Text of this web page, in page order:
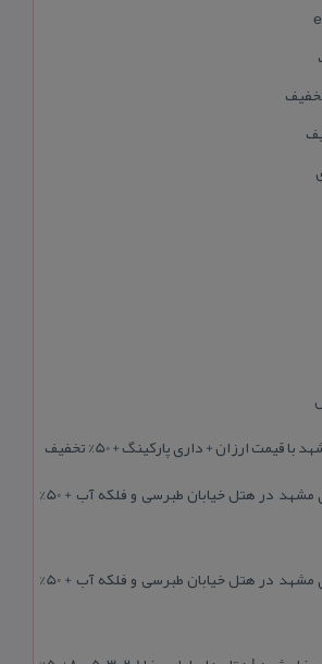
ارزان + داری پارکینگ + 50% تخفیف
لیست هتل آپارتمان های مشهد در هتل خیابان طبرسی و فلکه آب + 50%
لیست هتل آپارتمان های مشهد در هتل خیابان طبرسی و فلکه آب + 50%